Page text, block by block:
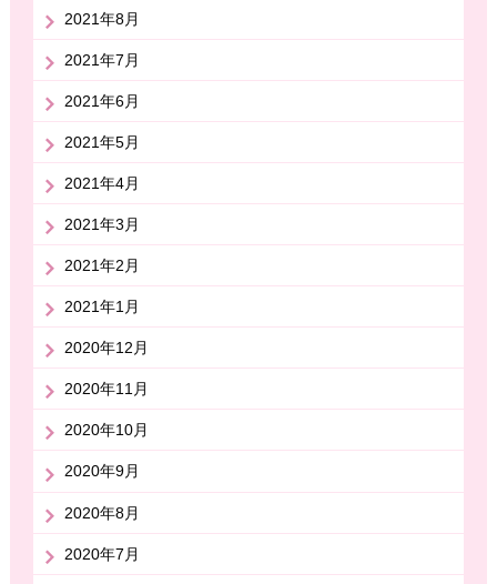
2021年8月
2021年7月
2021年6月
2021年5月
2021年4月
2021年3月
2021年2月
2021年1月
2020年12月
2020年11月
2020年10月
2020年9月
2020年8月
2020年7月